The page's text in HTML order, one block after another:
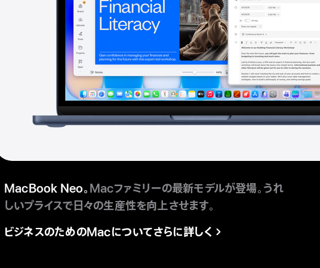
MacBook Neo。 Macファミリーの最新モデルが登場。うれ
しいプライスで日々の生産性を向上させま す。
ビジネスのためのMacについてさらに詳しく